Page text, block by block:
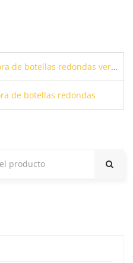
verticales completamente automática
de botellas redondas